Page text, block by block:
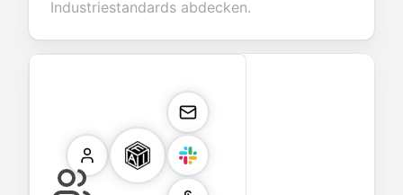
Industriestandards abdecken.